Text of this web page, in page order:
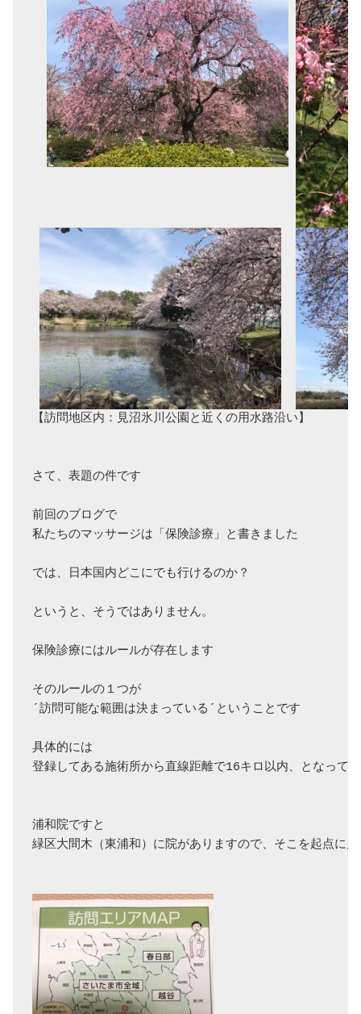
【訪問地区内：見沼氷川公園と近くの用水路沿い】
さて、表題の件です
前回のブログで
私たちのマッサージは「保険診療」と書きました
では、日本国内どこにでも行けるのか？
というと、そうではありません。
保険診療にはルールが存在します
そのルールの１つが
´訪問可能な範囲は決まっている´ということです
具体的には
登録してある施術所から直線距離で16キロ以内、となって
浦和院ですと
緑区大間木（東浦和）に院がありますので、そこを起点に